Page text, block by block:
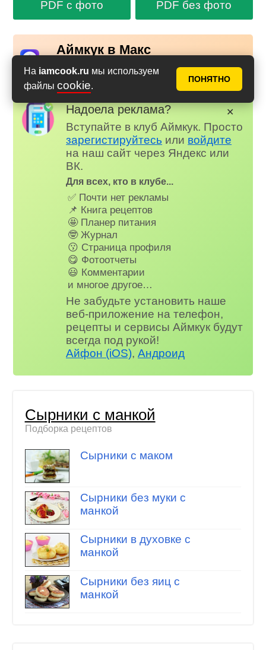
На iamcook.ru мы используем
файлы cookie.
ПОНЯТНО
PDF с фото PDF без фото
Аймкук в Макс
Российском мессенджере MAX
Надоела реклама?
Вступайте в клуб Аймкук. Просто
зарегистируйтесь или войдите
на наш сайт через Яндекс или
ВК.
Для всех, кто в клубе...
✅ Почти нет рекламы
📌 Книга рецептов
🤩 Планер питания
🤓 Журнал
😗 Страница профиля
😋 Фотоотчеты
😃 Комментарии
и многое другое…
Не забудьте установить наше
веб-приложение на телефон,
рецепты и сервисы Аймкук будут
всегда под рукой!
Айфон (iOS),Андроид
✕
Сырники с манкой
Подборка рецептов
Сырники с маком
Сырники без муки с
манкой
Сырники в духовке с
манкой
Сырники без яиц с
манкой